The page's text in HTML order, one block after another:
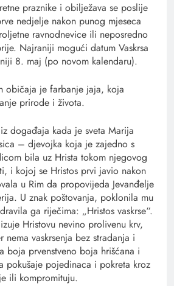
praznike i obilježava se poslije
nedjelje nakon punog mjeseca
ravnodnevice ili neposredno
Najraniji mogući datum Vaskrsa
8. maj (po novom kalendaru).
običaja je farbanje jaja, koja
prirode i života.
događaja kada je sveta Marija
– djevojka koja je zajedno s
bila uz Hrista tokom njegovog
i kojoj se Hristos prvi javio nakon
u Rim da propovijeda Jevanđelje
U znak poštovanja, poklonila mu
ga riječima: „Hristos vaskrse“.
Hristovu nevino prolivenu krv,
vaskrsenja bez stradanja i
boja prvenstveno boja hrišćana i
pokušaje pojedinaca i pokreta kroz
ili kompromituju.